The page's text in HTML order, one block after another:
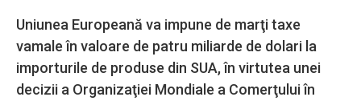
Uniunea Europeană va impune de marţi taxe
vamale în valoare de patru miliarde de dolari la
importurile de produse din SUA, în virtutea unei
decizii a Organizaţiei Mondiale a Comerţului în